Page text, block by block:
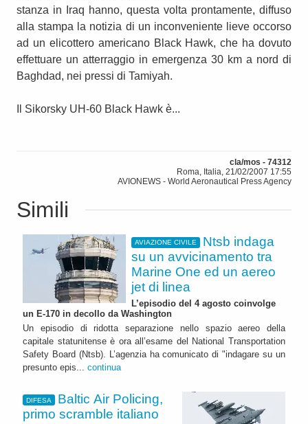
stanza in Iraq hanno, questa volta prontamente, diffuso
alla stampa la notizia di un inconveniente lieve occorso
ad un elicottero americano Black Hawk, che ha dovuto
effettuare un atterraggio in emergenza 30 km a nord di
Baghdad, nei pressi di Tamiyah.
Il Sikorsky UH-60 Black Hawk è...
cla/mos - 74312
Roma, Italia, 21/02/2007 17:55
AVIONEWS - World Aeronautical Press Agency
Simili
AVIAZIONE CIVILE
Ntsb indaga
su un avvicinamento tra
Marine One ed un aereo
jet di linea
L’episodio del 4 agosto coinvolge
un E-170 in decollo da Washington
Un episodio di ridotta separazione nello spazio aereo della
capitale statunitense è ora all’esame del National Transportation
Safety Board (Ntsb). L’agenzia ha comunicato di "indagare su un
presunto epis... continua
DIFESA
Baltic Air Policing,
primo scramble italiano